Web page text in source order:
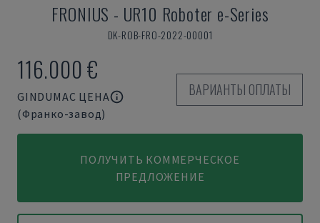
FRONIUS - UR10 Roboter e-Series
DK-ROB-FRO-2022-00001
116.000 €
GINDUMAC ЦЕНА
(Франко-завод)
ВАРИАНТЫ ОПЛАТЫ
ПОЛУЧИТЬ КОММЕРЧЕСКОЕ
ПРЕДЛОЖЕНИЕ